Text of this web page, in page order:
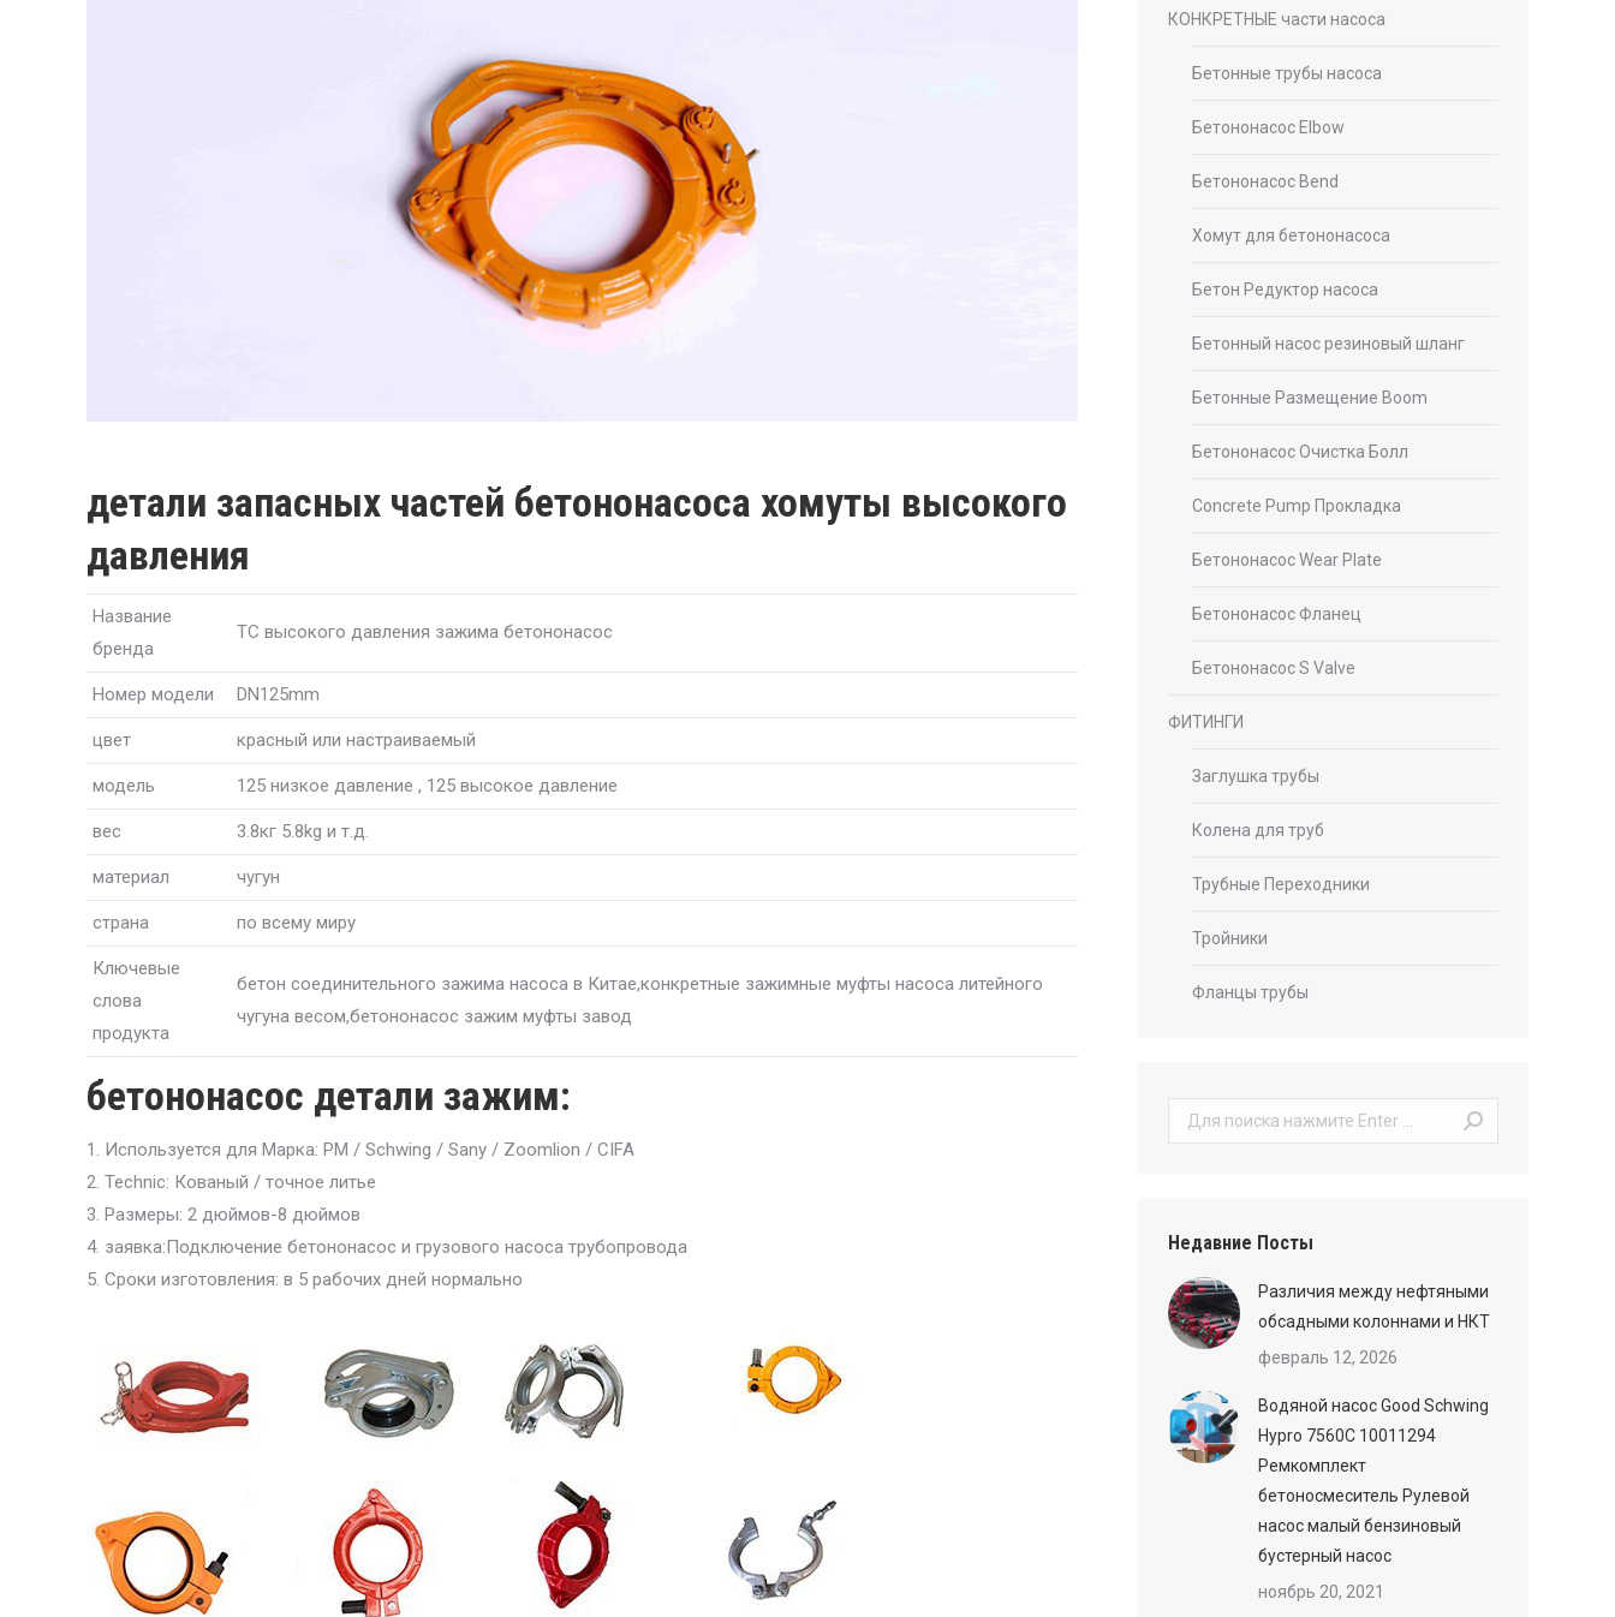
детали запасных частей бетононасоса хомуты высокого
давления
Название
бренда
ТС высокого давления зажима бетононасос
Номер модели DN125mm
цвет красный или настраиваемый
модель 125 низкое давление , 125 высокое давление
вес 3.8кг 5.8kg и т.д.
материал чугун
страна по всему миру
Ключевые
слова
продукта
бетон соединительного зажима насоса в Китае,конкретные зажимные муфты насоса литейного
чугуна весом,бетононасос зажим муфты завод
бетононасос детали зажим:
1. Используется для Марка: PM / Schwing / Sany / Zoomlion / CIFA
2. Technic: Кованый / точное литье
3. Размеры: 2 дюймов-8 дюймов
4. заявка:Подключение бетононасос и грузового насоса трубопровода
5. Сроки изготовления: в 5 рабочих дней нормально
КОНКРЕТНЫЕ части насоса
Бетонные трубы насоса
Бетононасос Elbow
Бетононасос Bend
Хомут для бетононасоса
Бетон Редуктор насоса
Бетонный насос резиновый шланг
Бетонные Размещение Boom
Бетононасос Очистка Болл
Concrete Pump Прокладка
Бетононасос Wear Plate
Бетононасос Фланец
Бетононасос S Valve
ФИТИНГИ
Заглушка трубы
Колена для труб
Трубные Переходники
Тройники
Фланцы трубы
Поиск:
Недавние Посты
Различия между нефтяными
обсадными колоннами и НКТ
февраль 12, 2026
Водяной насос Good Schwing
Hypro 7560C 10011294
Ремкомплект
бетоносмеситель Рулевой
насос малый бензиновый
бустерный насос
ноябрь 20, 2021